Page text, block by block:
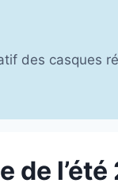
des casques
de l’été